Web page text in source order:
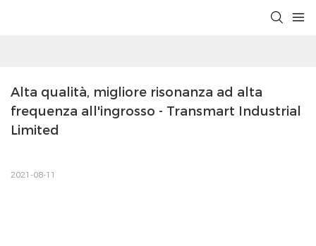
Alta qualità, migliore risonanza ad alta
frequenza all'ingrosso - Transmart Industrial
Limited
2021-08-11